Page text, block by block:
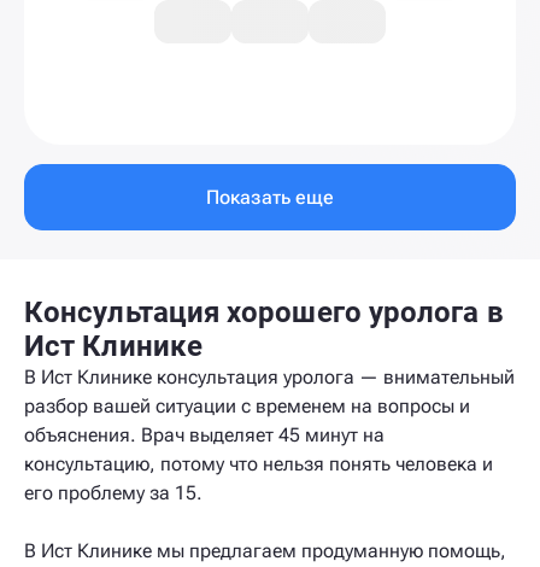
Показать еще
Консультация хорошего уролога в
Ист Клинике
В Ист Клинике консультация уролога — внимательный
разбор вашей ситуации с временем на вопросы и
объяснения. Врач выделяет 45 минут на
консультацию, потому что нельзя понять человека и
его проблему за 15.
В Ист Клинике мы предлагаем продуманную помощь,